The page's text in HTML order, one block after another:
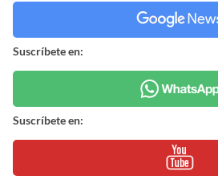
Suscríbete en:
Suscríbete en: